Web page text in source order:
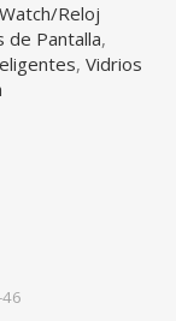
Reloj
Pantalla,
, Vidrios
46